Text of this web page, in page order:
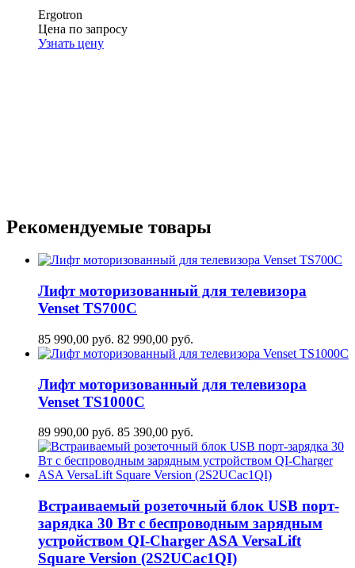
Ergotron
Цена по запросу
Узнать цену
Рекомендуемые товары
Лифт моторизованный для телевизора
Venset TS700С
85 990,00 руб. 82 990,00 руб.
Лифт моторизованный для телевизора
Venset TS1000C
89 990,00 руб. 85 390,00 руб.
Встраиваемый розеточный блок USB порт-
зарядка 30 Вт c беспроводным зарядным
устройством QI-Charger ASA VersaLift
Square Version (2S2UCaс1QI)